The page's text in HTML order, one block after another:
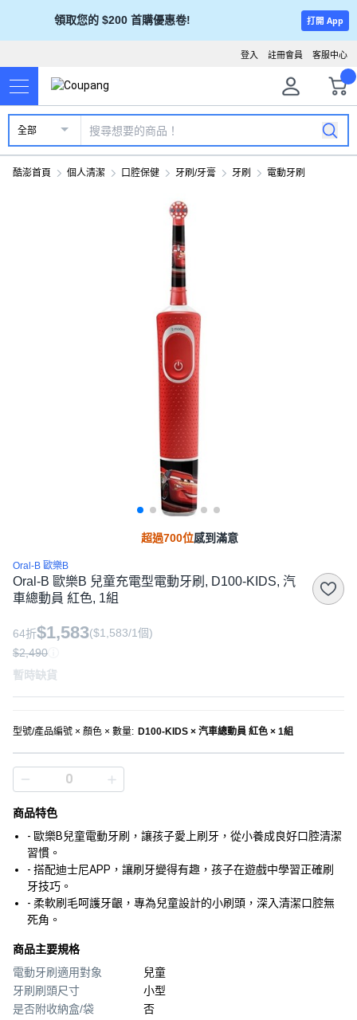
領取您的 $200 首購優惠卷! 打開 App
客服中心
註冊會員
登入
全部
酷澎首頁 個人清潔 口腔保健 牙刷/牙膏 牙刷 電動牙刷
超過700位感到滿意
Oral-B 歐樂B
Oral-B 歐樂B 兒童充電型電動牙刷, D100-KIDS, 汽
車總動員 紅色, 1組
64折$1,583($1,583/1個)
$2,490
暫時缺貨
型號/產品編號 × 顏色 × 數量: D100-KIDS × 汽車總動員 紅色 × 1組
商品特色
- 歐樂B兒童電動牙刷，讓孩子愛上刷牙，從小養成良好口腔清潔
習慣。
- 搭配迪士尼APP，讓刷牙變得有趣，孩子在遊戲中學習正確刷
牙技巧。
- 柔軟刷毛呵護牙齦，專為兒童設計的小刷頭，深入清潔口腔無
死角。
商品主要規格
電動牙刷適用對象
兒童
牙刷刷頭尺寸
小型
是否附收納盒/袋
否